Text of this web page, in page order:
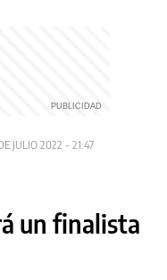
JULIO 2022 - 21:47
un finalista